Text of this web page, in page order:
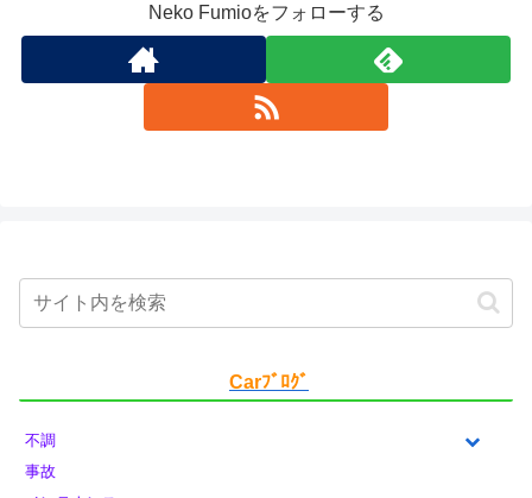
Neko Fumioをフォローする
Carﾌﾞﾛｸﾞ
不調
事故